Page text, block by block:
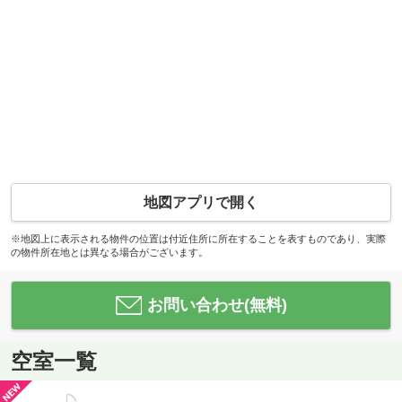
地図アプリで開く
※地図上に表示される物件の位置は付近住所に所在することを表すものであり、実際
の物件所在地とは異なる場合がございます。
お問い合わせ(無料)
空室一覧